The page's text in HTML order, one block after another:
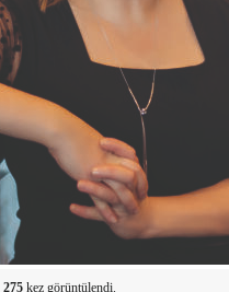
275 kez görüntülendi.